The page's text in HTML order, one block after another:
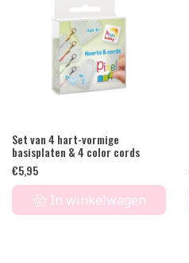
Set van 4 hart-vormige
basisplaten & 4 color cords
€5,95
In winkelwagen